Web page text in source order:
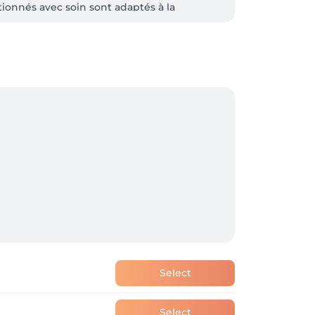
avec soin sont adaptés à la
valorise le bien-être au travail,
les chevelures, et construisant une
Select
Select